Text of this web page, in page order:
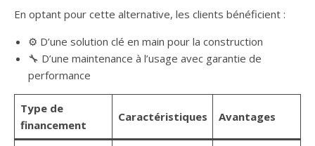
En optant pour cette alternative, les clients bénéficient :
⚙️ D’une solution clé en main pour la construction
🔧 D’une maintenance à l’usage avec garantie de
performance
Type de
financement
Caractéristiques Avantages